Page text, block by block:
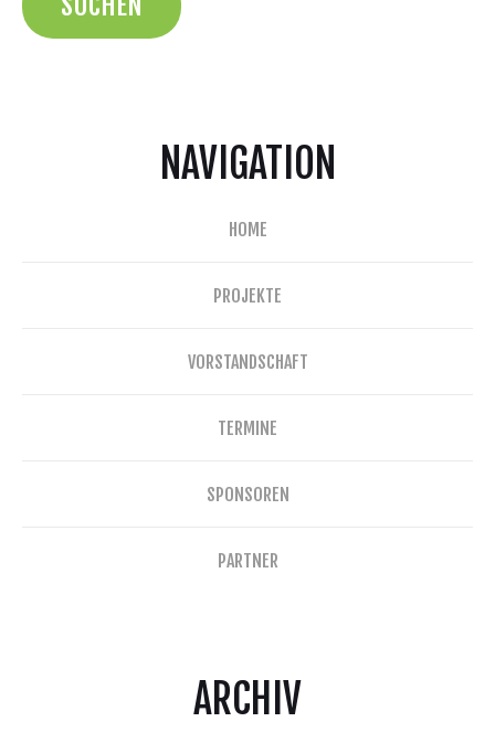
NAVIGATION
HOME
PROJEKTE
VORSTANDSCHAFT
TERMINE
SPONSOREN
PARTNER
ARCHIV